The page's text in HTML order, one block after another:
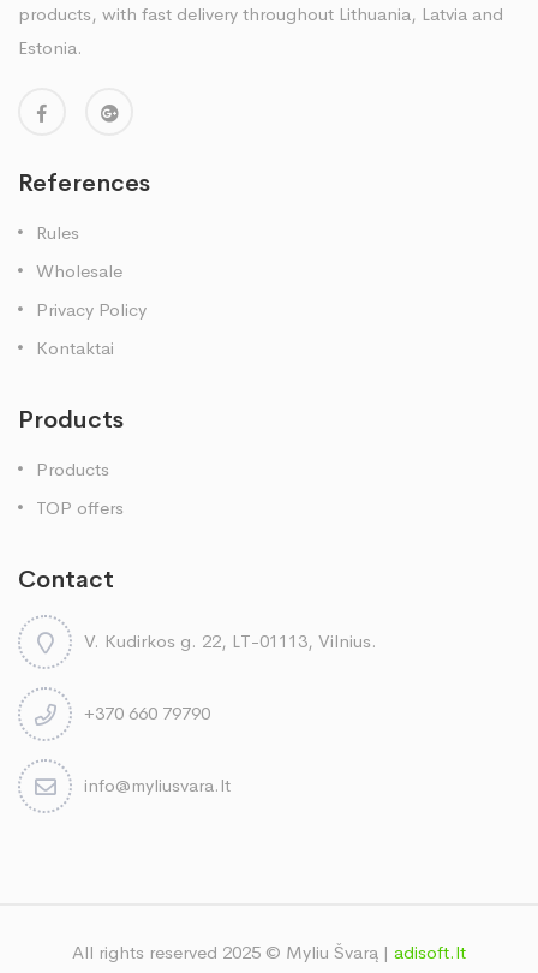
products, with fast delivery throughout Lithuania, Latvia and
Estonia.
References
Rules
Wholesale
Privacy Policy
Kontaktai
Products
Products
TOP offers
Contact
V. Kudirkos g. 22, LT-01113, Vilnius.
+370 660 79790
info@myliusvara.lt
All rights reserved 2025 © Myliu Švarą | adisoft.lt